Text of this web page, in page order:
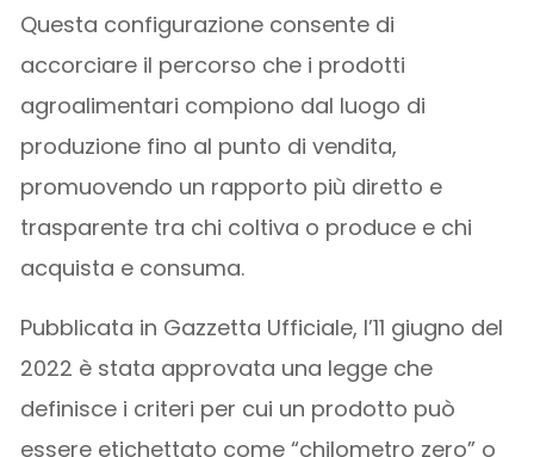
Questa configurazione consente di
accorciare il percorso che i prodotti
agroalimentari compiono dal luogo di
produzione fino al punto di vendita,
promuovendo un rapporto più diretto e
trasparente tra chi coltiva o produce e chi
acquista e consuma.
Pubblicata in Gazzetta Ufficiale, l’11 giugno del
2022 è stata approvata una legge che
definisce i criteri per cui un prodotto può
essere etichettato come “chilometro zero” o